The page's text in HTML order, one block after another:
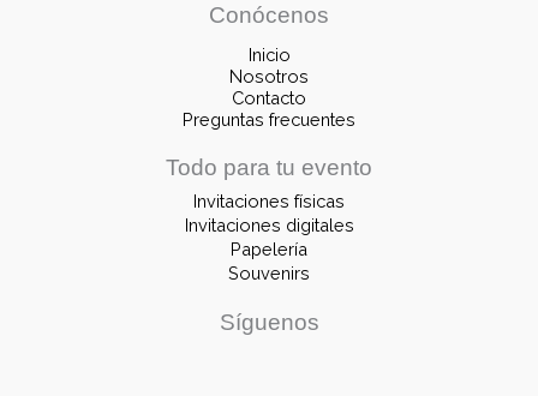
Conócenos
Inicio
Nosotros
Contacto
Preguntas frecuentes
Todo para tu evento
Invitaciones físicas
Invitaciones digitales
Papelería
Souvenirs
Síguenos